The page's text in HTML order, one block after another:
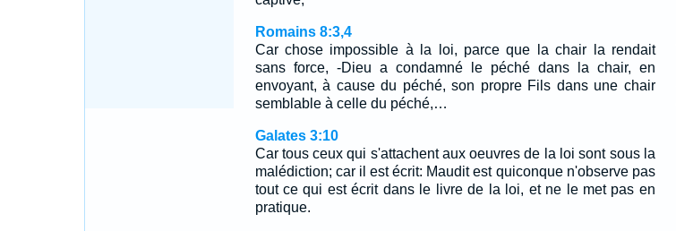
Romains 8:3,4
Car chose impossible à la loi, parce que la chair la rendait
sans force, -Dieu a condamné le péché dans la chair, en
envoyant, à cause du péché, son propre Fils dans une chair
semblable à celle du péché,…
Galates 3:10
Car tous ceux qui s'attachent aux oeuvres de la loi sont sous la
malédiction; car il est écrit: Maudit est quiconque n'observe pas
tout ce qui est écrit dans le livre de la loi, et ne le met pas en
pratique.